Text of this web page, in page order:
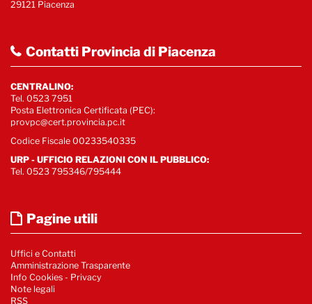
29121 Piacenza
Contatti Provincia di Piacenza
CENTRALINO:
Tel. 0523 7951
Posta Elettronica Certificata (PEC):
provpc@cert.provincia.pc.it
Codice Fiscale 00233540335
URP - UFFICIO RELAZIONI CON IL PUBBLICO:
Tel. 0523 795346/795444
Pagine utili
Uffici e Contatti
Amministrazione Trasparente
Info Cookies - Privacy
Note legali
RSS